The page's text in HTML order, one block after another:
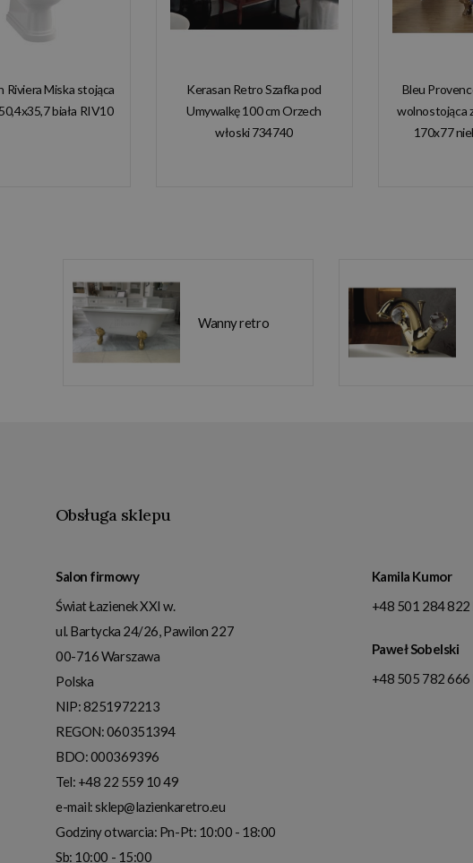
Riviera Miska stojąca
biała RIV10
Kerasan Retro Szafka pod
Umywalkę 100 cm Orzech
włoski 734740
Bleu
wolnostojąca
170x77
Wanny retro
Obsługa sklepu
Salon firmowy
Świat Łazienek XXI w.
ul. Bartycka 24/26, Pawilon 227
00-716Warszawa
Polska
NIP:8251972213
REGON: 060351394
BDO: 000369396
Tel: +48 22 559 10 49
e-mail:sklep@lazienkaretro.eu
Godziny otwarcia: Pn-Pt: 10:00 - 18:00
Sb: 10:00 - 15:00
Kamila Kumor
+48 501 284 822
Paweł Sobelski
+48 505 782 666